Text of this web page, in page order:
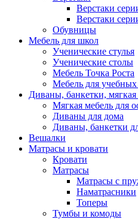
Верстаки
Верстаки
Обувницы
Мебель для школ
Ученические стулья
Ученические столы
Мебель Точка Роста
Мебель для учебных
Диваны, банкетки, мягкая
Мягкая мебель для
Диваны для дома
Диваны, банкетки
Вешалки
Матрасы и кровати
Кровати
Матрасы
Матрасы с
Наматрасники
Топеры
Тумбы и комоды